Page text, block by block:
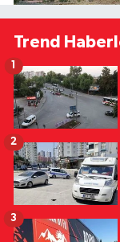
Trend
1
2
3